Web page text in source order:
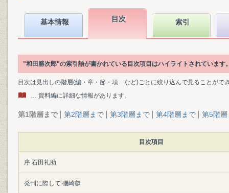
基本情報 目次 索引
"和田勝次郎"の索引語が書かれている目次項目はハイライトされています
目次は見出しの階層(編・章・節・項…など)ごとに絞り込んで見ることがで
… 資料編に詳細な情報があります。
第1階層まで 第2階層まで 第3階層まで 第4階層まで 第5階層
目次項目
序 石田礼助
発刊に際して 磯崎叡